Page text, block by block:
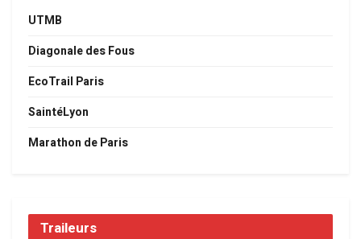
UTMB
Diagonale des Fous
EcoTrail Paris
SaintéLyon
Marathon de Paris
Traileurs